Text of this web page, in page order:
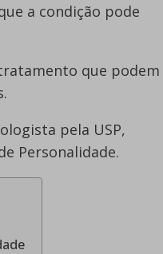
a condição pode
que podem
pela USP,
Personalidade.